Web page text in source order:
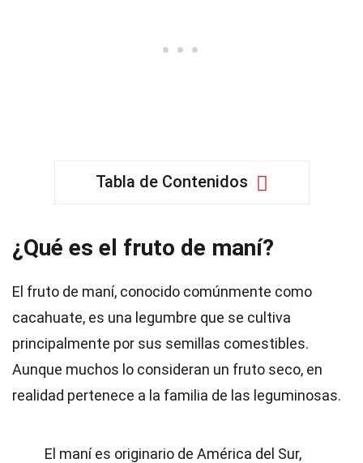
Tabla de Contenidos
¿Qué es el fruto de maní?
El fruto de maní, conocido comúnmente como
cacahuate, es una legumbre que se cultiva
principalmente por sus semillas comestibles.
Aunque muchos lo consideran un fruto seco, en
realidad pertenece a la familia de las leguminosas.
El maní es originario de América del Sur,